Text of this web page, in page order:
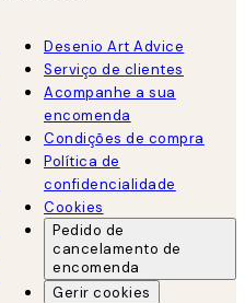
Desenio Art Advice
Serviço de clientes
Acompanhe a sua
encomenda
Condições de compra
Política de
confidencialidade
Cookies
Pedido de
cancelamento de
encomenda
Gerir cookies